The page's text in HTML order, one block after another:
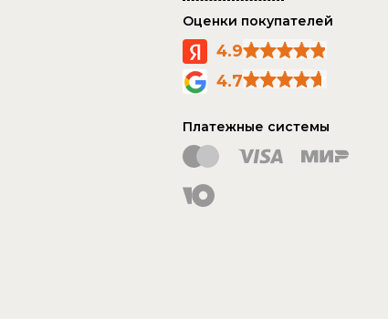
Оценки покупателей
4.9
4.7
Платежные системы